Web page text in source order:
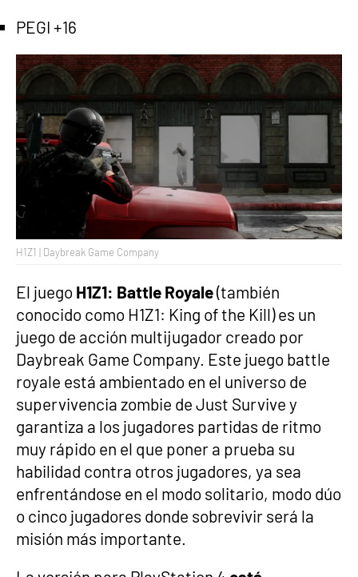
PEGI +16
H1Z1 | Daybreak Game Company
El juego H1Z1: Battle Royale(también
conocido como H1Z1: King of the Kill) es un
juego de acción multijugador creado por
Daybreak Game Company. Este juego battle
royale está ambientado en el universo de
supervivencia zombie de Just Survive y
garantiza a los jugadores partidas de ritmo
muy rápido en el que poner a prueba su
habilidad contra otros jugadores, ya sea
enfrentándose en el modo solitario, modo dúo
o cinco jugadores donde sobrevivir será la
misión más importante.